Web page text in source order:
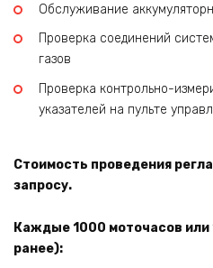
Обслуживание
Проверка соединений
газов
Проверка контрольно-
указателей на пульте
Стоимость проведения
запросу.
Каждые 1000 моточасов или
ранее):